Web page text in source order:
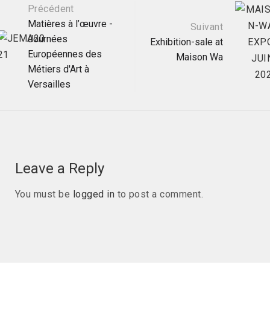
Précédent
Matières à l’œuvre -
Journées
Européennes des
Métiers d'Art à
Versailles
Suivant
Exhibition-sale at
Maison Wa
Leave a Reply
You must be logged in to post a comment.